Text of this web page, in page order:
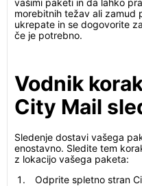
vašimi paketi in da lahko
morebitnih težav ali zamud
ukrepate in se dogovorite
če je potrebno.
Vodnik
City Mail
Sledenje dostavi vašega
enostavno. Sledite tem
z lokacijo vašega paketa:
Odprite spletno stran